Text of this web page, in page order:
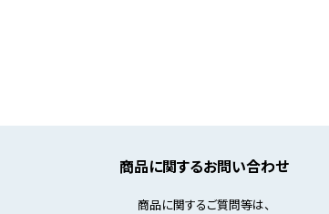
商品に関するお問い合わせ
商品に関するご質問等は、